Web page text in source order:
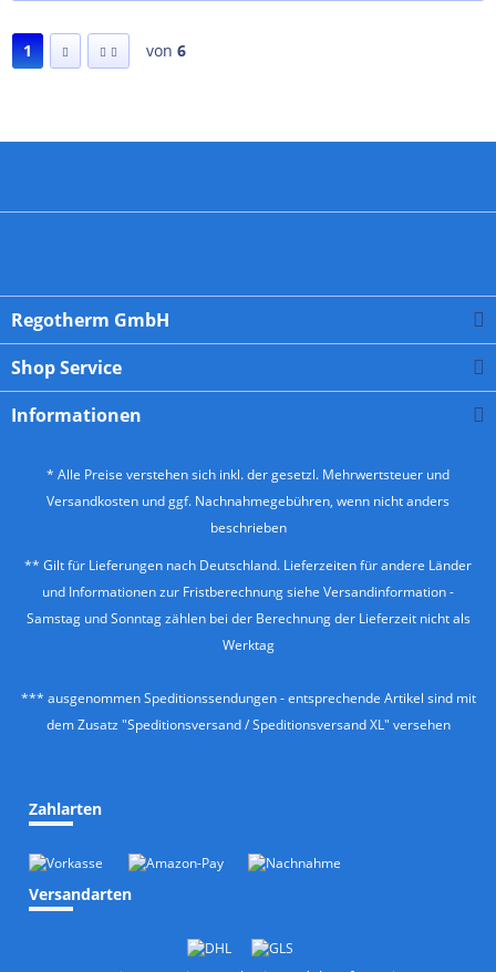
1 von 6
Regotherm GmbH
Shop Service
Informationen
* Alle Preise verstehen sich inkl. der gesetzl. Mehrwertsteuer und
Versandkosten und ggf. Nachnahmegebühren, wenn nicht anders
beschrieben
** Gilt für Lieferungen nach Deutschland. Lieferzeiten für andere Länder
und Informationen zur Fristberechnung siehe Versandinformation-
Samstag und Sonntag zählen bei der Berechnung der Lieferzeit nicht als
Werktag
*** ausgenommen Speditionssendungen - entsprechende Artikel sind mit
dem Zusatz "Speditionsversand / Speditionsversand XL" versehen
Zahlarten
Versandarten